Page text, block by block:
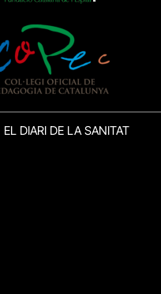
EL DIARI DE LA SANITAT